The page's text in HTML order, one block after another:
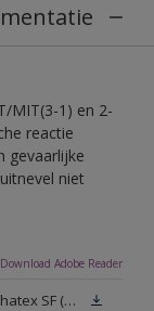
MIT(3-1) en 2-
reactie
gevaarlijke
niet
Download Adobe Reader
Technische Informatieblad Sikkens Alphatex SF (PDF)